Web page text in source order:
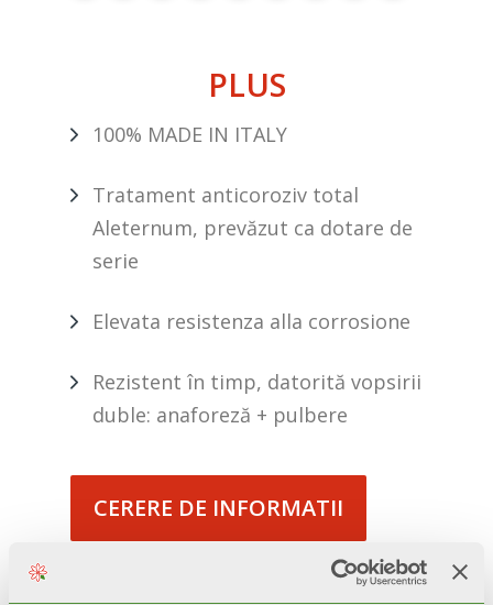
PLUS
100% MADE IN ITALY
Tratament anticoroziv total
Aleternum, prevăzut ca dotare de
serie
Elevata resistenza alla corrosione
Rezistent în timp, datorită vopsirii
duble: anaforeză + pulbere
CERERE DE INFORMATII